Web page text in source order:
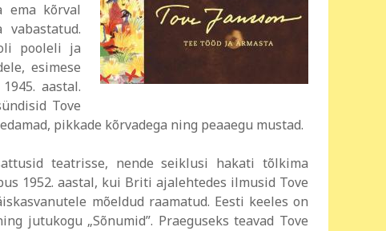
ema kõrval
pooleli ja
esimese
aastal.
Tove
pikkade kõrvadega ning peaaegu mustad.
teatrisse, nende seiklusi hakati tõlkima
1952. aastal, kui Briti ajalehtedes ilmusid Tove
mõeldud raamatud. Eesti keeles on
jutukogu „Sõnumid”. Praeguseks teavad Tove